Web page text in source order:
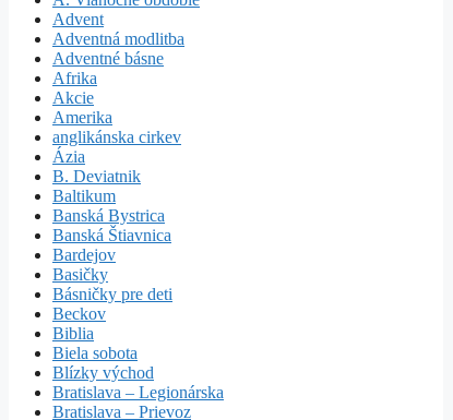
Advent
Adventná modlitba
Adventné básne
Afrika
Akcie
Amerika
anglikánska cirkev
Ázia
B. Deviatnik
Baltikum
Banská Bystrica
Banská Štiavnica
Bardejov
Basičky
Básničky pre deti
Beckov
Biblia
Biela sobota
Blízky východ
Bratislava – Legionárska
Bratislava – Prievoz